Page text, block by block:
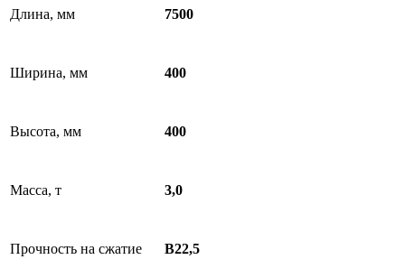
Длина, мм 7500
Ширина, мм 400
Высота, мм 400
Масса, т 3,0
Прочность на сжатие В22,5